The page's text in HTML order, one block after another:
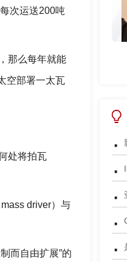
次运送200吨
那么每年就能
空部署一太瓦
处将拍瓦
driver）与
而自由扩展”的
·
·
·
·
·